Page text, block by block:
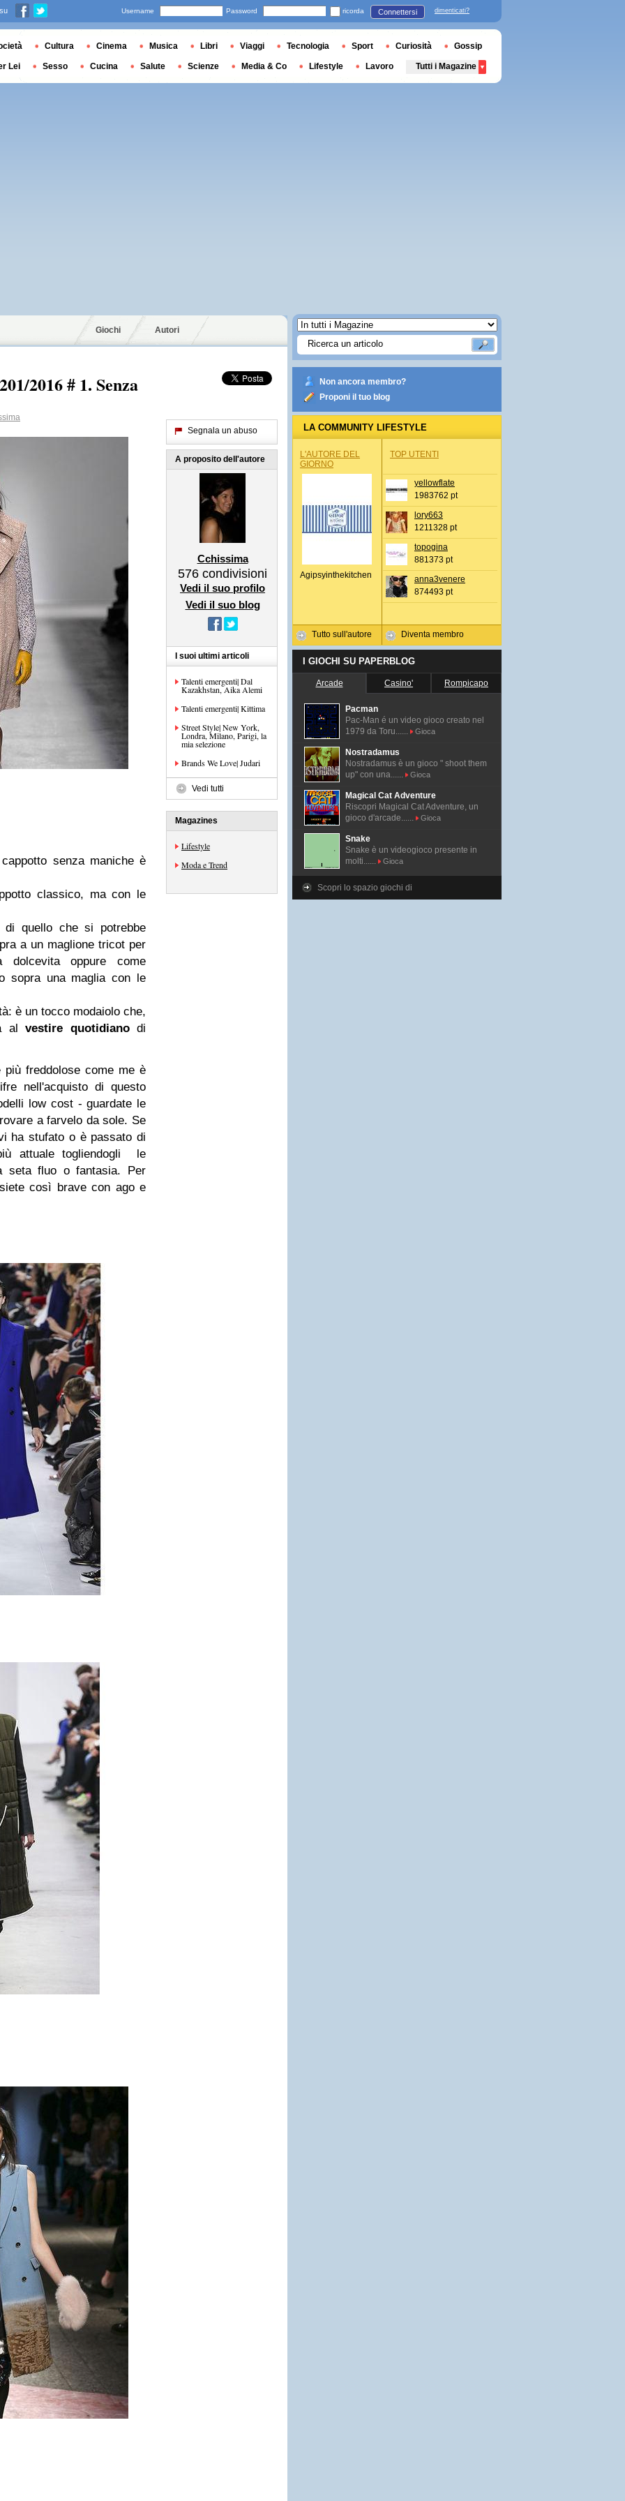
Giochi Autori
2016 # 1. Senza
senza maniche è
classico, ma con le
quello che si potrebbe
a un maglione tricot per
dolcevita oppure come
sopra una maglia con le
è un tocco modaiolo che,
al vestire quotidianodi
freddolose come me è
nell'acquisto di questo
low cost - guardate le
a farvelo da sole. Se
ha stufato o è passato di
attuale togliendogli le
seta fluo o fantasia. Per
così brave con ago e
Segnala un abuso
A proposito dell'autore
Cchissima
576 condivisioni
Vedi il suo profilo
Vedi il suo blog
I suoi ultimi articoli
Talenti emergenti| Dal
Kazakhstan, Aika Alemi
Talenti emergenti| Kittima
Street Style| New York,
Londra, Milano, Parigi, la
mia selezione
Brands We Love| Judari
Vedi tutti
Magazines
Lifestyle
Moda e Trend
Non ancora membro?
Proponi il tuo blog
LA COMMUNITY LIFESTYLE
L'AUTORE DEL
GIORNO
Agipsyinthekitchen
Tutto sull'autore
TOP UTENTI
yellowflate
1983762 pt
lory663
1211328 pt
topogina
881373 pt
anna3venere
874493 pt
Diventa membro
I GIOCHI SU PAPERBLOG
Arcade Casino' Rompicapo
Pacman
Pac-Man é un video gioco creato nel
1979 da Toru......
Gioca
Nostradamus
Nostradamus è un gioco " shoot them
up" con una......
Gioca
Magical Cat Adventure
Riscopri Magical Cat Adventure, un
gioco d'arcade......
Gioca
Snake
Snake è un videogioco presente in
molti......
Gioca
Scopri lo spazio giochi di
Username Password ricorda Connettersi dimenticati?
Cultura Cinema Musica Libri Viaggi Tecnologia Sport Curiosità Gossip
Lei Sesso Cucina Salute Scienze Media & Co Lifestyle Lavoro Tutti i Magazine